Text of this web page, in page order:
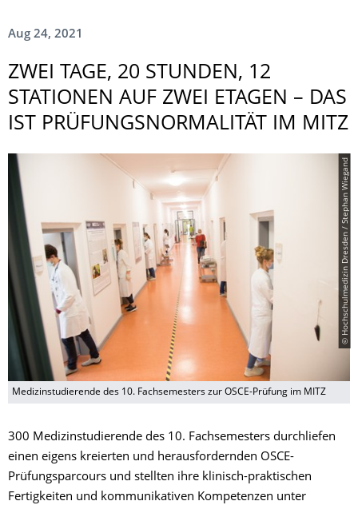
Aug 24, 2021
ZWEI TAGE, 20 STUNDEN, 12
STATIONEN AUF ZWEI ETAGEN – DAS
IST PRÜFUNGSNORMAL­ITÄT IM MITZ
© Hochschulmedizin Dresden / Stephan Wiegand
Medizinstudierende des 10. Fachsemesters zur OSCE-Prüfung im MITZ
300 Medizinstudierende des 10. Fachsemesters durchliefen
einen eigens kreierten und herausfordernden OSCE-
Prüfungsparcours und stellten ihre klinisch-praktischen
Fertigkeiten und kommunikativen Kompetenzen unter